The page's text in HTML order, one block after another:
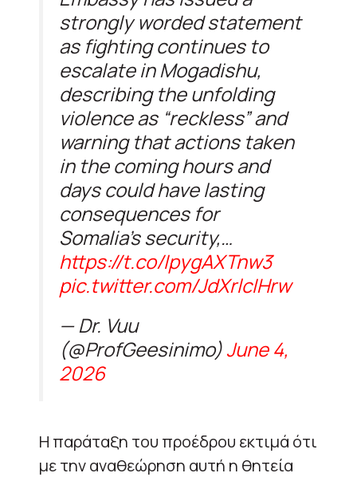
strongly worded statement
as fighting continues to
escalate in Mogadishu,
describing the unfolding
violence as “reckless” and
warning that actions taken
in the coming hours and
days could have lasting
consequences for
Somalia’s security,…
https://t.co/IpygAXTnw3
pic.twitter.com/JdXrlcIHrw
— Dr. Vuu
(@ProfGeesinimo)June 4,
2026
Η παράταξη του προέδρου εκτιμά ότι
με την αναθεώρηση αυτή η θητεία